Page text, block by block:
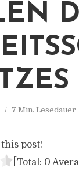
7 Min. Lesedauer
post!
[Total: 0